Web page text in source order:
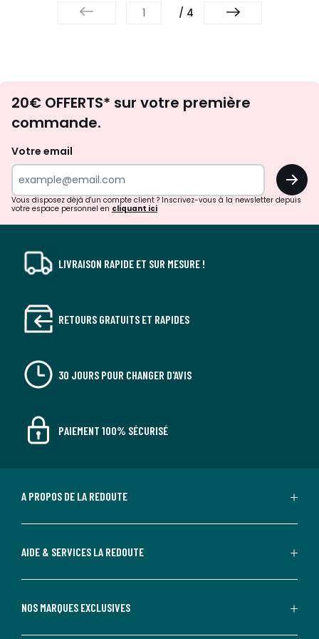
/ 4
d'inspirations
surprises?
20€ OFFERTS* sur votre première
commande.
Votre email
OK
Vous disposez déjà d'un compte client ? Inscrivez-vous à la newsletter depuis
votre espace personnel en cliquant ici
LIVRAISON RAPIDE ET SUR MESURE !
RETOURS GRATUITS ET RAPIDES
30 JOURS POUR CHANGER D'AVIS
PAIEMENT 100% SÉCURISÉ
A PROPOS DE LA REDOUTE
AIDE & SERVICES LA REDOUTE
NOS MARQUES EXCLUSIVES